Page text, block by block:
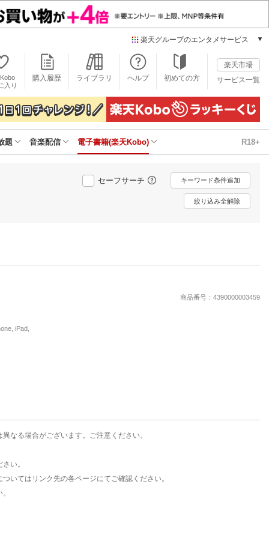
楽天グループのエンタメサービス
本/ゲーム/CD/DVD
楽天ブックス
電子書籍
楽天Kobo
雑誌読み放題
楽天ミュージック
動画配信
楽天TV
動画配信ガイド
推し楽
入り
購入履歴 ライブラリ ヘルプ 初めての方
楽天市場
サービス一覧
題 音楽配信 電子書籍(楽天Kobo) R18+
セーフサーチ キーワード条件追加
絞り込み全解除
商品番号：4390000003459
iPad,
なる場合がございます。ご注意ください。
い。
いてはリンク先の各ページにてご確認ください。